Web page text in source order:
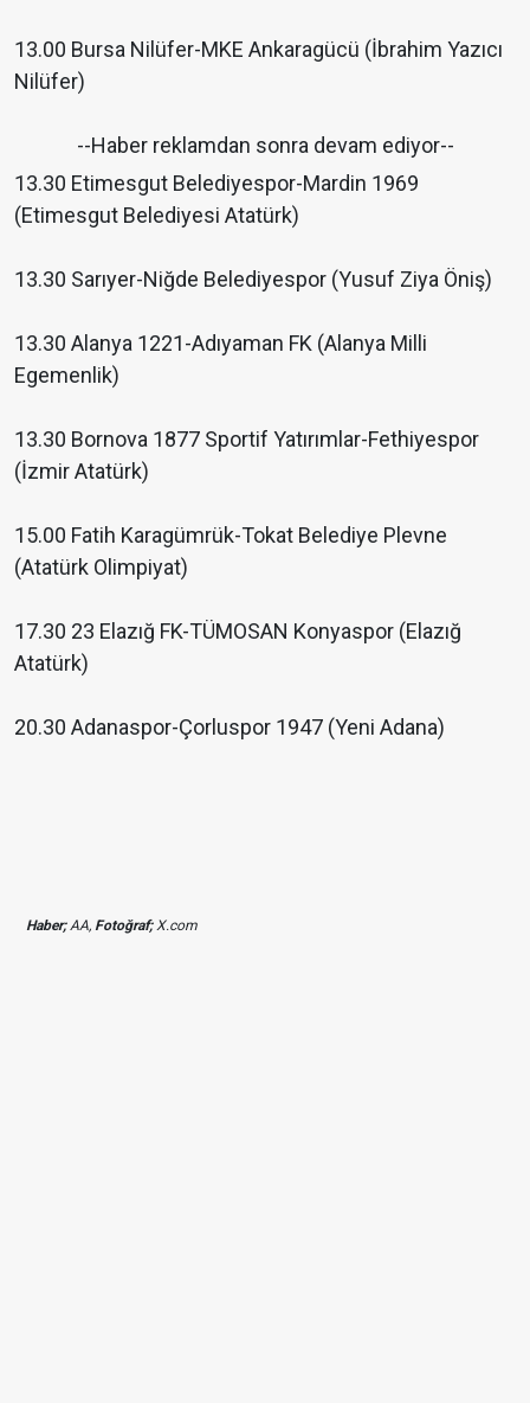
13.00 Bursa Nilüfer-MKE Ankaragücü (İbrahim Yazıcı
Nilüfer)
--Haber reklamdan sonra devam ediyor--
13.30 Etimesgut Belediyespor-Mardin 1969
(Etimesgut Belediyesi Atatürk)
13.30 Sarıyer-Niğde Belediyespor (Yusuf Ziya Öniş)
13.30 Alanya 1221-Adıyaman FK (Alanya Milli
Egemenlik)
13.30 Bornova 1877 Sportif Yatırımlar-Fethiyespor
(İzmir Atatürk)
15.00 Fatih Karagümrük-Tokat Belediye Plevne
(Atatürk Olimpiyat)
17.30 23 Elazığ FK-TÜMOSAN Konyaspor (Elazığ
Atatürk)
20.30 Adanaspor-Çorluspor 1947 (Yeni Adana)
Haber;AA, Fotoğraf;X.com